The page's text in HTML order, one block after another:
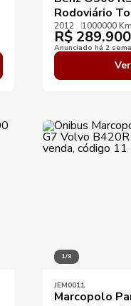
Rodoviário
2012 1000000 Km
R$
Anunciado há 2
1/8
JEM0011
Marcopolo